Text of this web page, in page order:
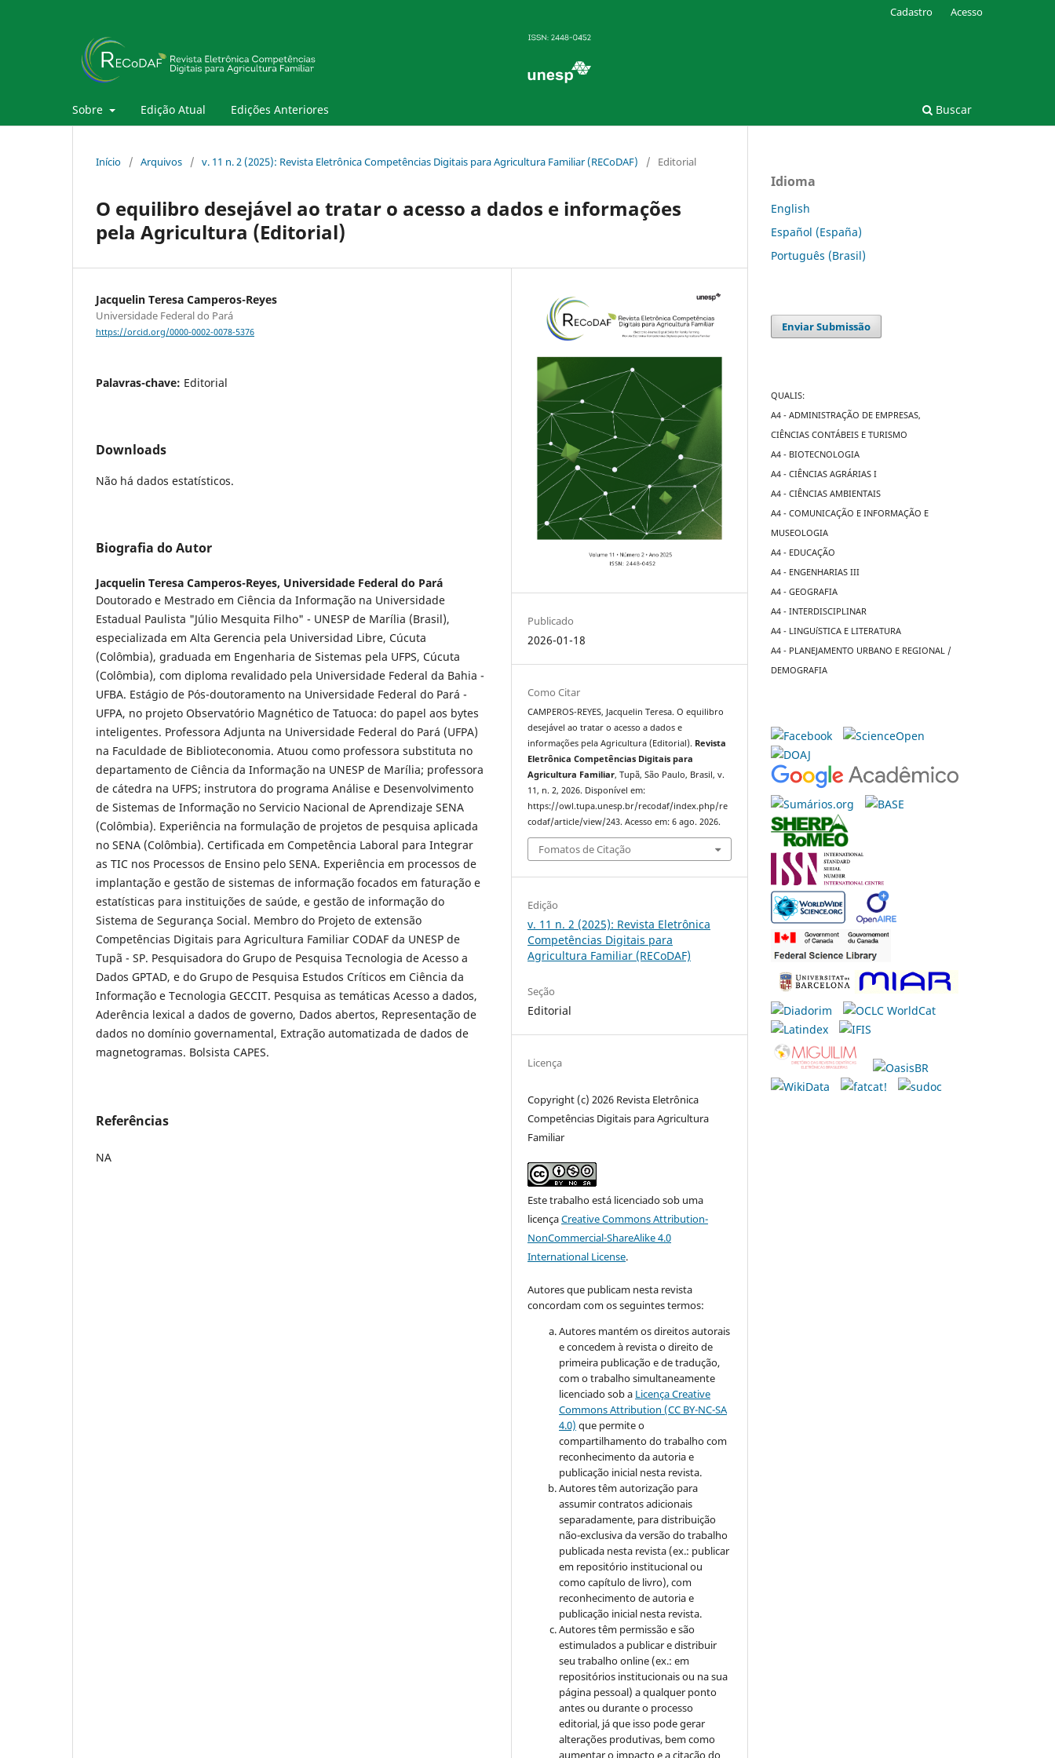
Sobre Edição Atual Edições Anteriores Buscar
Cadastro Acesso
Início / Arquivos / v. 11 n. 2 (2025): Revista Eletrônica Competências Digitais para Agricultura Familiar (RECoDAF) / Editorial
O equilibro desejável ao tratar o acesso a dados e informações
pela Agricultura (Editorial)
Jacquelin Teresa Camperos-Reyes
Universidade Federal do Pará
https://orcid.org/0000-0002-0078-5376
Palavras-chave: Editorial
Downloads
Não há dados estatísticos.
Biografia do Autor
Jacquelin Teresa Camperos-Reyes, Universidade Federal do Pará
Doutorado e Mestrado em Ciência da Informação na Universidade
Estadual Paulista "Júlio Mesquita Filho" - UNESP de Marília (Brasil),
especializada em Alta Gerencia pela Universidad Libre, Cúcuta
(Colômbia), graduada em Engenharia de Sistemas pela UFPS, Cúcuta
(Colômbia), com diploma revalidado pela Universidade Federal da Bahia -
UFBA. Estágio de Pós-doutoramento na Universidade Federal do Pará -
UFPA, no projeto Observatório Magnético de Tatuoca: do papel aos bytes
inteligentes. Professora Adjunta na Universidade Federal do Pará (UFPA)
na Faculdade de Biblioteconomia. Atuou como professora substituta no
departamento de Ciência da Informação na UNESP de Marília; professora
de cátedra na UFPS; instrutora do programa Análise e Desenvolvimento
de Sistemas de Informação no Servicio Nacional de Aprendizaje SENA
(Colômbia). Experiência na formulação de projetos de pesquisa aplicada
no SENA (Colômbia). Certificada em Competência Laboral para Integrar
as TIC nos Processos de Ensino pelo SENA. Experiência em processos de
implantação e gestão de sistemas de informação focados em faturação e
estatísticas para instituições de saúde, e gestão de informação do
Sistema de Segurança Social. Membro do Projeto de extensão
Competências Digitais para Agricultura Familiar CODAF da UNESP de
Tupã - SP. Pesquisadora do Grupo de Pesquisa Tecnologia de Acesso a
Dados GPTAD, e do Grupo de Pesquisa Estudos Críticos em Ciência da
Informação e Tecnologia GECCIT. Pesquisa as temáticas Acesso a dados,
Aderência lexical a dados de governo, Dados abertos, Representação de
dados no domínio governamental, Extração automatizada de dados de
magnetogramas. Bolsista CAPES.
Referências
NA
Publicado
2026-01-18
Como Citar
CAMPEROS-REYES, Jacquelin Teresa. O equilibro
desejável ao tratar o acesso a dados e
informações pela Agricultura (Editorial). Revista
Eletrônica Competências Digitais para
Agricultura Familiar, Tupã, São Paulo, Brasil, v.
11, n. 2, 2026. Disponível em:
https://owl.tupa.unesp.br/recodaf/index.php/re
codaf/article/view/243. Acesso em: 6 ago. 2026.
Fomatos de Citação
Edição
v. 11 n. 2 (2025): Revista Eletrônica
Competências Digitais para
Agricultura Familiar (RECoDAF)
Seção
Editorial
Licença
Copyright (c) 2026 Revista Eletrônica
Competências Digitais para Agricultura
Familiar
Este trabalho está licenciado sob uma
licençaCreative Commons Attribution-
NonCommercial-ShareAlike 4.0
International License.
Autores que publicam nesta revista
concordam com os seguintes termos:
Autores mantém os direitos autorais
e concedem à revista o direito de
primeira publicação e de tradução,
com o trabalho simultaneamente
licenciado sob a Licença Creative
Commons Attribution (CC BY-NC-SA
4.0) que permite o
compartilhamento do trabalho com
reconhecimento da autoria e
publicação inicial nesta revista.
Autores têm autorização para
assumir contratos adicionais
separadamente, para distribuição
não-exclusiva da versão do trabalho
publicada nesta revista (ex.: publicar
em repositório institucional ou
como capítulo de livro), com
reconhecimento de autoria e
publicação inicial nesta revista.
Autores têm permissão e são
estimulados a publicar e distribuir
seu trabalho online (ex.: em
repositórios institucionais ou na sua
página pessoal) a qualquer ponto
antes ou durante o processo
editorial, já que isso pode gerar
alterações produtivas, bem como
aumentar o impacto e a citação do
Idioma
English
Español (España)
Português (Brasil)
Enviar Submissão
QUALIS:
A4 - ADMINISTRAÇÃO DE EMPRESAS,
CIÊNCIAS CONTÁBEIS E TURISMO
A4 - BIOTECNOLOGIA
A4 - CIÊNCIAS AGRÁRIAS I
A4 - CIÊNCIAS AMBIENTAIS
A4 - COMUNICAÇÃO E INFORMAÇÃO E
MUSEOLOGIA
A4 - EDUCAÇÃO
A4 - ENGENHARIAS III
A4 - GEOGRAFIA
A4 - INTERDISCIPLINAR
A4 - LINGUíSTICA E LITERATURA
A4 - PLANEJAMENTO URBANO E REGIONAL /
DEMOGRAFIA